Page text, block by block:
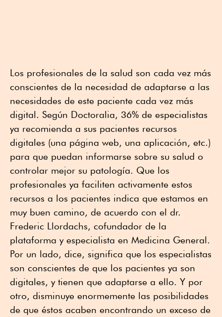
Los profesionales de la salud son cada vez más
conscientes de la necesidad de adaptarse a las
necesidades de este paciente cada vez más
digital. Según Doctoralia, 36% de especialistas
ya recomienda a sus pacientes recursos
digitales (una página web, una aplicación, etc.)
para que puedan informarse sobre su salud o
controlar mejor su patología. Que los
profesionales ya faciliten activamente estos
recursos a los pacientes indica que estamos en
muy buen camino, de acuerdo con el dr.
Frederic Llordachs, cofundador de la
plataforma y especialista en Medicina General.
Por un lado, dice, significa que los especialistas
son conscientes de que los pacientes ya son
digitales, y tienen que adaptarse a ello. Y por
otro, disminuye enormemente las posibilidades
de que éstos acaben encontrando un exceso de